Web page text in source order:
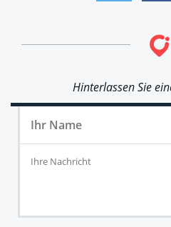
Hinterlassen Sie